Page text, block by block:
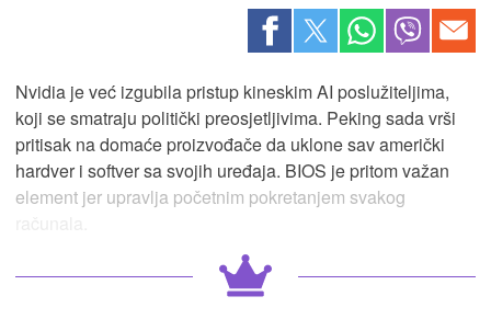
Nvidia je već izgubila pristup kineskim AI poslužiteljima,
koji se smatraju politički preosjetljivima. Peking sada vrši
pritisak na domaće proizvođače da uklone sav američki
hardver i softver sa svojih uređaja. BIOS je pritom važan
element jer upravlja početnim pokretanjem svakog